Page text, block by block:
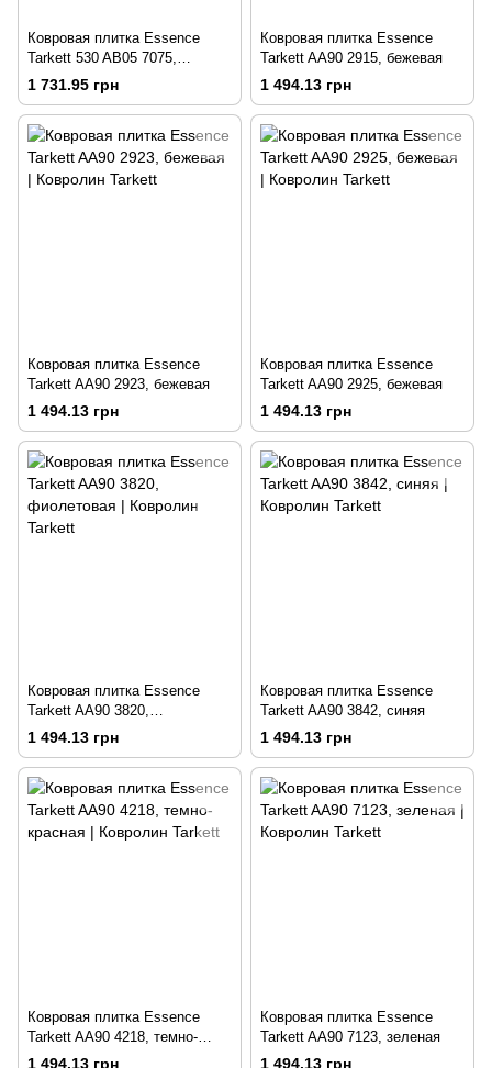
Ковровая плитка Essence
Tarkett 530 AB05 7075,
зеленая
1 731.95 грн
Ковровая плитка Essence
Tarkett AA90 2915, бежевая
1 494.13 грн
Ковровая плитка Essence
Tarkett AA90 2923, бежевая
1 494.13 грн
Ковровая плитка Essence
Tarkett AA90 2925, бежевая
1 494.13 грн
Ковровая плитка Essence
Tarkett AA90 3820,
фиолетовая
1 494.13 грн
Ковровая плитка Essence
Tarkett AA90 3842, синяя
1 494.13 грн
Ковровая плитка Essence
Tarkett AA90 4218, темно-
красная
1 494.13 грн
Ковровая плитка Essence
Tarkett AA90 7123, зеленая
1 494.13 грн